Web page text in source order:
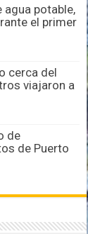
potable,
el primer
cerca del
viajaron a
de
de Puerto